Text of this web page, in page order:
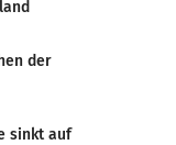
der
sinkt auf